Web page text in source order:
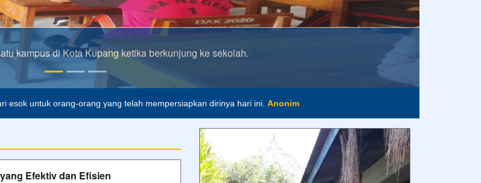
kampus di Kota Kupang ketika berkunjung ke sekolah.
esok untuk orang-orang yang telah mempersiapkan dirinya hari ini. Anonim
pengetahuan tanpa agama adalah lumpuh.
Efektiv dan Efisien